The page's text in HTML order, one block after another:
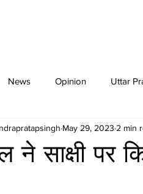
News Opinion Uttar
ने साक्षी पर
May 29, 2023 2 min